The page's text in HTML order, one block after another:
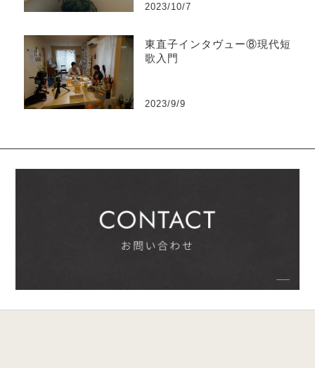
2023/10/7
東直子インタヴュー⑧現代短
歌入門
2023/9/9